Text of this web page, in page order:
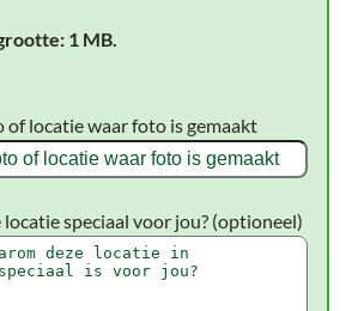
1 MB.
of locatie waar foto is gemaakt
locatie speciaal voor jou? (optioneel)